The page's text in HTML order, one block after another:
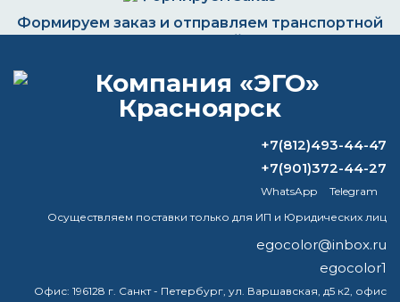
Формируем заказ и отправляем транспортной
компанией
ВОПРОС-ОТВЕТ
Какой способ покраски металла самый
Как выбрать термостойкую краску?
Что такое покрытие Цинол?
+7(812)493-44-47
+7(901)372-44-27
WhatsApp
Telegram
Осуществляем поставки только для ИП и Юридических лиц
egocolor@inbox.ru
egocolor1
Офис: 196128 г. Санкт - Петербург, ул. Варшавская, д5 к2, офис